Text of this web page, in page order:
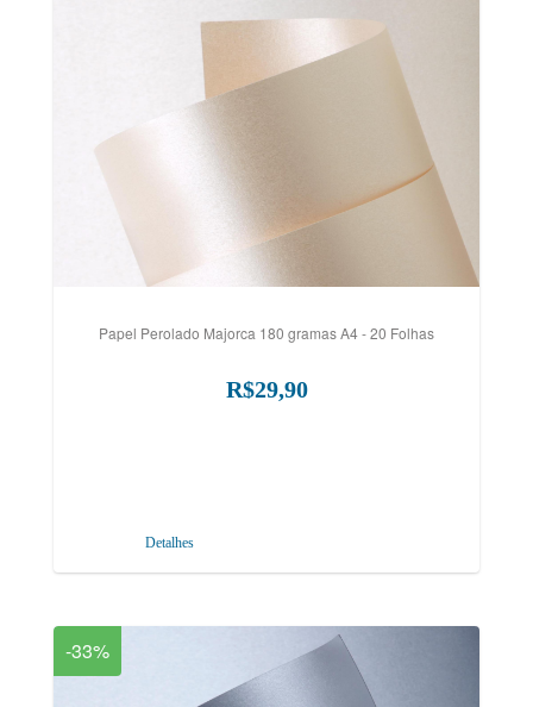
Papel Perolado Majorca 180 gramas A4 - 20 Folhas
R$29,90
Detalhes
-33%